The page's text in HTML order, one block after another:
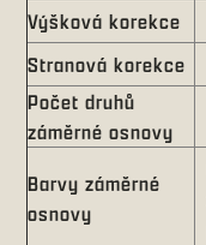
Výšková korekce
Stranová korekce
Počet druhů
záměrné osnovy
Barvy záměrné
osnovy